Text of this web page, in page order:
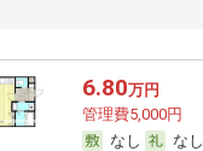
6.80万円
管理費5,000円
なし
なし